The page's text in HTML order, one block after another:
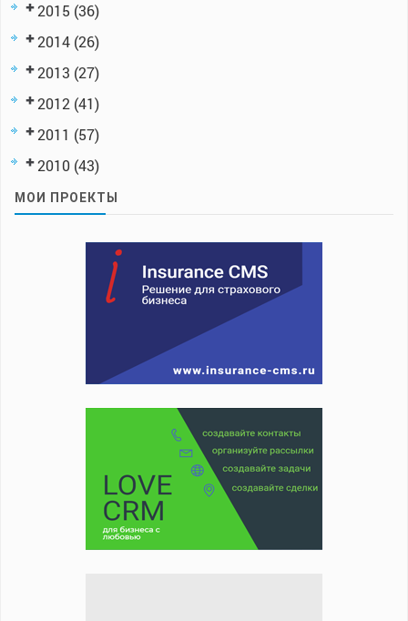
2015 (36)
2014 (26)
2013 (27)
2012 (41)
2011 (57)
2010 (43)
МОИ ПРОЕКТЫ